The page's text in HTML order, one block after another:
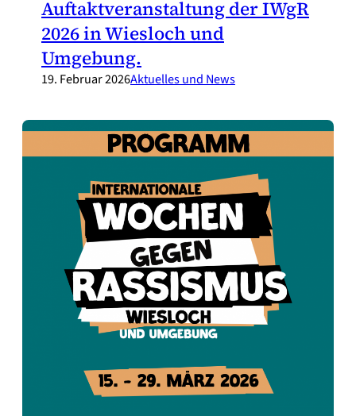
Auftaktveranstaltung der IWgR
2026 in Wiesloch und
Umgebung.
19. Februar 2026Aktuelles und News